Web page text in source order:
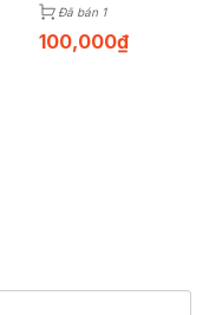
Đã bán 1
100,000₫